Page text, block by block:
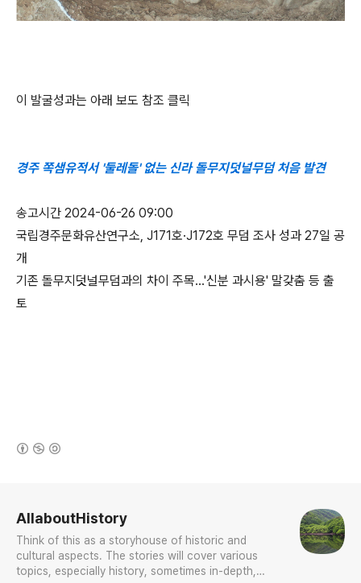
이 발굴성과는 아래 보도 참조 클릭
경주 쪽샘유적서 '둘레돌' 없는 신라 돌무지덧널무덤 처음 발견
송고시간 2024-06-26 09:00
국립경주문화유산연구소, J171호·J172호 무덤 조사 성과 27일 공
개
기존 돌무지덧널무덤과의 차이 주목…'신분 과시용' 말갖춤 등 출
토
AllaboutHistory
Think of this as a storyhouse of historic and
cultural aspects. The stories will cover various
topics, especially history, sometimes in-depth,